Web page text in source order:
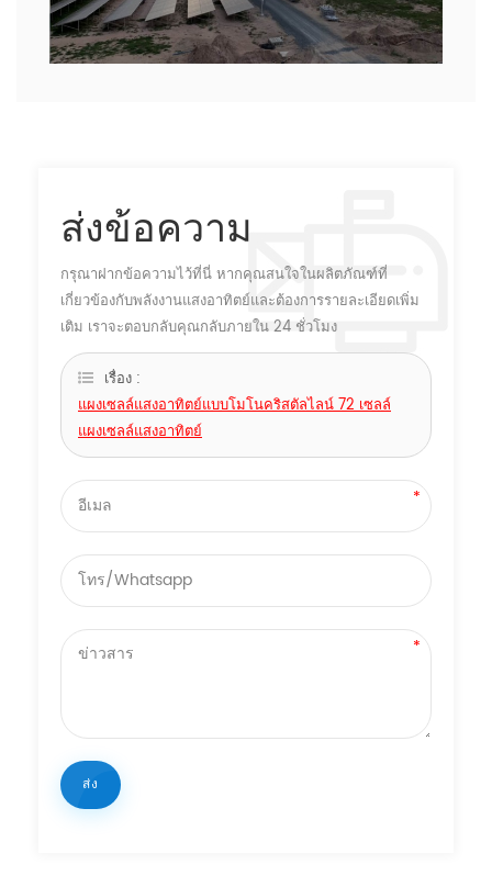
ส่งข้อความ
กรุณาฝากข้อความไว้ที่นี่ หากคุณสนใจในผลิตภัณฑ์ที่
เกี่ยวข้องกับพลังงานแสงอาทิตย์และต้องการรายละเอียดเพิ่ม
เติม เราจะตอบกลับคุณกลับภายใน 24 ชั่วโมง
เรื่อง :
แผงเซลล์แสงอาทิตย์แบบโมโนคริสตัลไลน์ 72 เซลล์
แผงเซลล์แสงอาทิตย์